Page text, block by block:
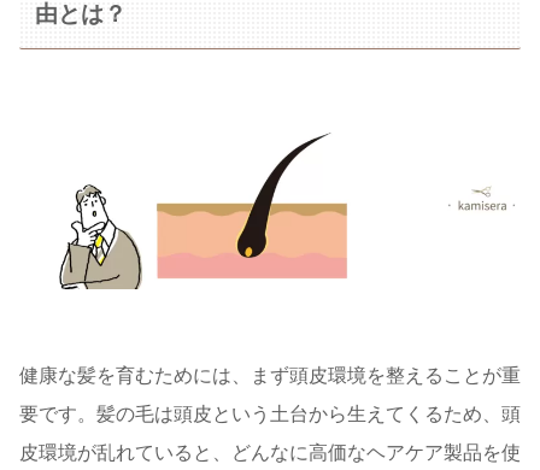
由とは？
健康な髪を育むためには、まず頭皮環境を整えることが重
要です。髪の毛は頭皮という土台から生えてくるため、頭
皮環境が乱れていると、どんなに高価なヘアケア製品を使